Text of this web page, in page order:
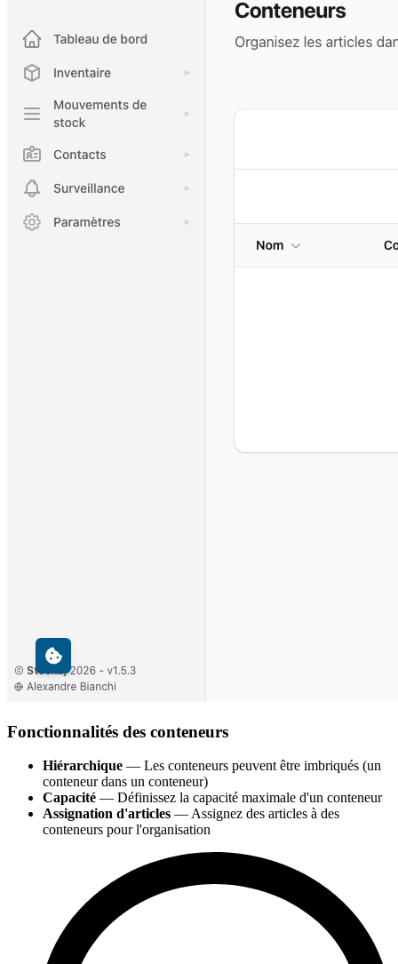
Fonctionnalités des conteneurs
Hiérarchique — Les conteneurs peuvent être imbriqués (un
conteneur dans un conteneur)
Capacité — Définissez la capacité maximale d'un conteneur
Assignation d'articles — Assignez des articles à des
conteneurs pour l'organisation